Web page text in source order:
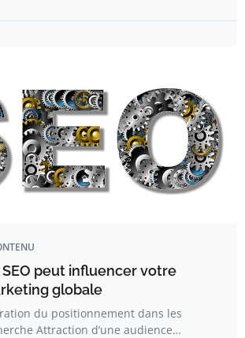
peut influencer votre
globale
du positionnement dans les
Attraction d’une audience…